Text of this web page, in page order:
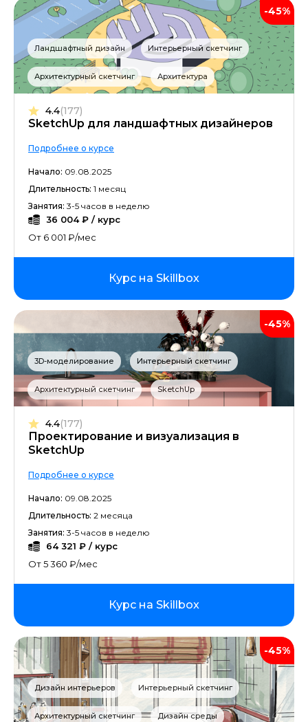
-45%
Ландшафтный дизайн Интерьерный скетчинг
Архитектурный скетчинг Архитектура
SketchUp для ландшафтных дизайнеров
4.4(177)
Подробнее о курсе
Начало: 09.08.2025
Длительность: 1 месяц
Занятия: 3-5 часов в неделю
36 004 ₽ / курс
От 6 001 ₽/мес
Курс на Skillbox
-45%
3D-моделирование Интерьерный скетчинг
Архитектурный скетчинг SketchUp
Проектирование и визуализация в
SketchUp
4.4(177)
Подробнее о курсе
Начало: 09.08.2025
Длительность: 2 месяца
Занятия: 3-5 часов в неделю
64 321 ₽ / курс
От 5 360 ₽/мес
Курс на Skillbox
-45%
Дизайн интерьеров Интерьерный скетчинг
Архитектурный скетчинг Дизайн среды